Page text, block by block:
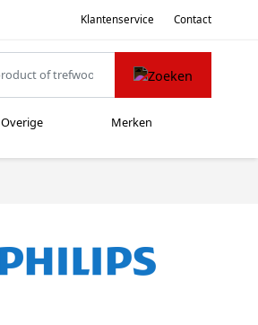
Klantenservice Contact
Overige Merken